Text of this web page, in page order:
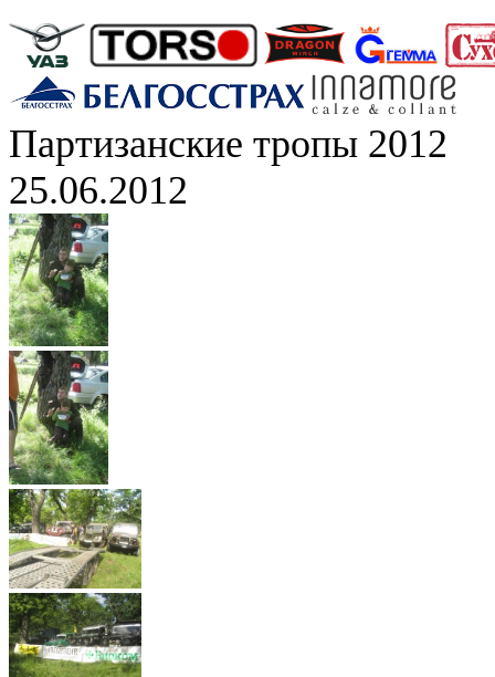
Партизанские тропы 2012
25.06.2012